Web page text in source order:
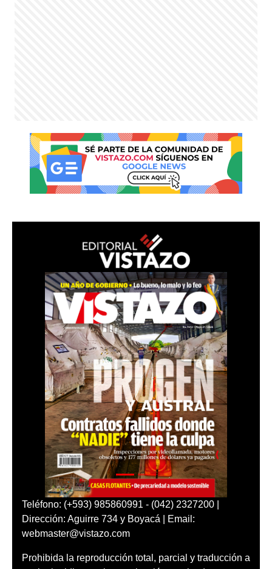
Teléfono: (+593) 985860991 - (042) 2327200 |
Dirección: Aguirre 734 y Boyacá | Email:
webmaster@vistazo.com
Prohibida la reproducción total, parcial y traducción a